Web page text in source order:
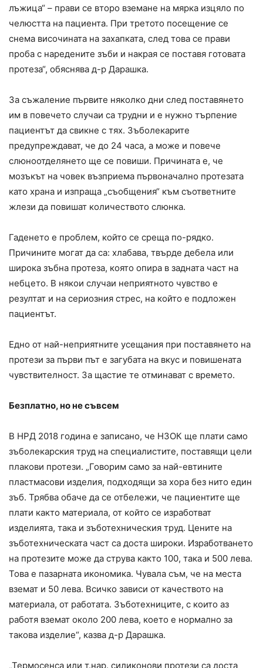
лъжица“ – прави се второ вземане на мярка изцяло по
челюстта на пациента. При третото посещение се
снема височината на захапката, след това се прави
проба с наредените зъби и накрая се поставя готовата
протеза“, обяснява д-р Дарашка.
За съжаление първите няколко дни след поставянето
им в повечето случаи са трудни и е нужно търпение
пациентът да свикне с тях. Зъболекарите
предупреждават, че до 24 часа, а може и повече
слюноотделянето ще се повиши. Причината е, че
мозъкът на човек възприема първоначално протезата
като храна и изпраща „съобщения“ към съответните
жлези да повишат количеството слюнка.
Гаденето е проблем, който се среща по-рядко.
Причините могат да са: хлабава, твърде дебела или
широка зъбна протеза, която опира в задната част на
небцето. В някои случаи неприятното чувство е
резултат и на сериозния стрес, на който е подложен
пациентът.
Едно от най-неприятните усещания при поставянето на
протези за първи път е загубата на вкус и повишената
чувствителност. За щастие те отминават с времето.
Безплатно, но не съвсем
В НРД 2018 година е записано, че НЗОК ще плати само
зъболекарския труд на специалистите, поставящи цели
плакови протези. „Говорим само за най-евтините
пластмасови изделия, подходящи за хора без нито един
зъб. Трябва обаче да се отбележи, че пациентите ще
плати както материала, от който се изработват
изделията, така и зъботехническия труд. Цените на
зъботехническата част са доста широки. Изработването
на протезите може да струва както 100, така и 500 лева.
Това е пазарната икономика. Чувала съм, че на места
вземат и 50 лева. Всичко зависи от качеството на
материала, от работата. Зъботехниците, с които аз
работя вземат около 200 лева, което е нормално за
такова изделие“, казва д-р Дарашка.
„Термосенса или т.нар. силиконови протези са доста